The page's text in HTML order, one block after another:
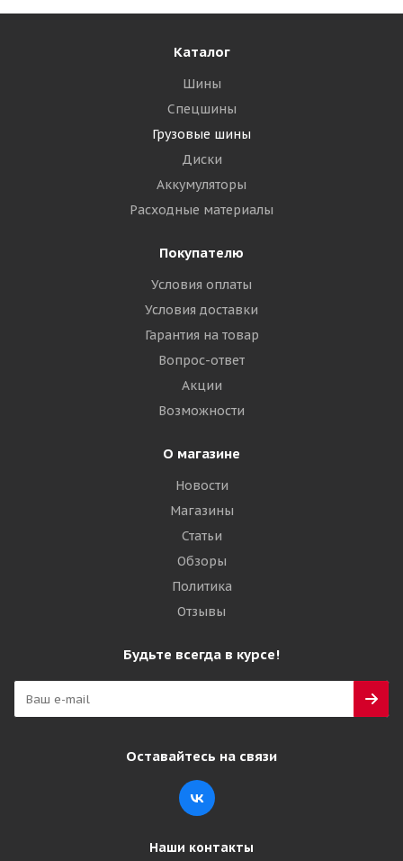
Каталог
Шины
Спецшины
Грузовые шины
Диски
Аккумуляторы
Расходные материалы
Покупателю
Условия оплаты
Условия доставки
Гарантия на товар
Вопрос-ответ
Акции
Возможности
О магазине
Новости
Магазины
Статьи
Обзоры
Политика
Отзывы
Будьте всегда в курсе!
Оставайтесь на связи
Наши контакты